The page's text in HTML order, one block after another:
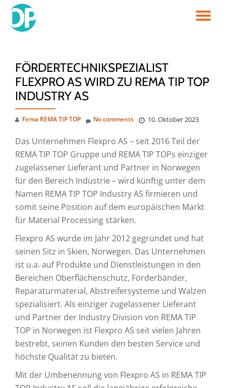
Skip
FÖRDERTECHNIKSPEZIALIST
FLEXPRO AS WIRD ZU REMA TIP TOP
INDUSTRY AS
Firma REMA TIP TOP 10. Oktober 2023
No comments
Das Unternehmen Flexpro AS – seit 2016 Teil der
REMA TIP TOP Gruppe und REMA TIP TOPs einziger
zugelassener Lieferant und Partner in Norwegen
für den Bereich Industrie – wird künftig unter dem
Namen REMA TIP TOP Industry AS firmieren und
somit seine Position auf dem europäischen Markt
für Material Processing stärken.
Flexpro AS wurde im Jahr 2012 gegründet und hat
seinen Sitz in Skien, Norwegen. Das Unternehmen
ist u.a. auf Produkte und Dienstleistungen in den
Bereichen Oberflächenschutz, Förderbänder,
Reparaturmaterial, Abstreifersysteme und Walzen
spezialisiert. Als einziger zugelassener Lieferant
und Partner der Industry Division von REMA TIP
TOP in Norwegen ist Flexpro AS seit vielen Jahren
bestrebt, seinen Kunden den besten Service und
höchste Qualität zu bieten.
Mit der Umbenennung von Flexpro AS in REMA TIP